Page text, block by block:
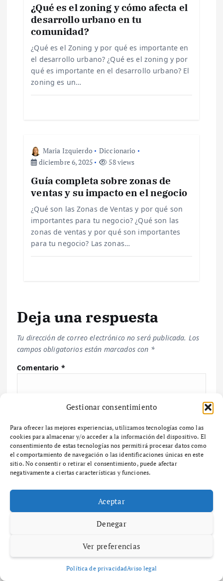
Gestionar consentimiento
Para ofrecer las mejores experiencias, utilizamos tecnologías como las
cookies para almacenar y/o acceder a la información del dispositivo. El
consentimiento de estas tecnologías nos permitirá procesar datos como
el comportamiento de navegación o las identificaciones únicas en este
sitio. No consentir o retirar el consentimiento, puede afectar
negativamente a ciertas características y funciones.
Aceptar
Denegar
Ver preferencias
Política de privacidadAviso legal
¿Qué es el zoning y cómo afecta el
desarrollo urbano en tu
comunidad?
¿Qué es el Zoning y por qué es importante en
el desarrollo urbano? ¿Qué es el zoning y por
qué es importante en el desarrollo urbano? El
zoning es un…
Maria Izquierdo
Diccionario
diciembre 6, 2025
58 views
Guía completa sobre zonas de
ventas y su impacto en el negocio
¿Qué son las Zonas de Ventas y por qué son
importantes para tu negocio? ¿Qué son las
zonas de ventas y por qué son importantes
para tu negocio? Las zonas…
Deja una respuesta
Tu dirección de correo electrónico no será publicada. Los
campos obligatorios están marcados con *
Comentario *
Nombre*
Guarda mi nombre, correo electrónico y web en